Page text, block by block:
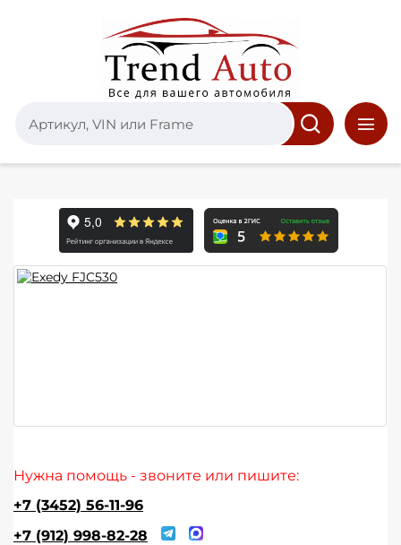
Нужна помощь - звоните или пишите:
+7 (3452) 56-11-96
+7 (912) 998-82-28